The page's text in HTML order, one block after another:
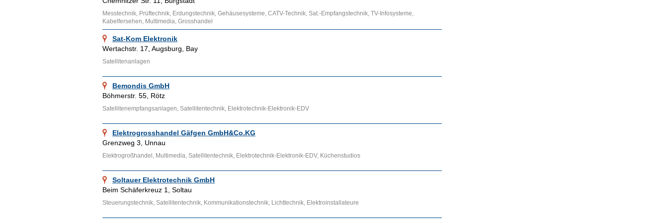
Messtechnik, Prüftechnik, Erdungstechnik, Gehäusesysteme, CATV-Technik, Sat.-Empfangstechnik, TV-Infosysteme,
Kabelfersehen, Multimedia, Grosshandel
Sat-Kom Elektronik
Wertachstr. 17, Augsburg, Bay
Satellitenanlagen
Bemondis GmbH
Böhmerstr. 55, Rötz
Satellitenempfangsanlagen, Satellitentechnik, Elektrotechnik-Elektronik-EDV
Elektrogrosshandel Gäfgen GmbH&Co.KG
Grenzweg 3, Unnau
Elektrogroßhandel, Multimedia, Satellitentechnik, Elektrotechnik-Elektronik-EDV, Küchenstudios
Soltauer Elektrotechnik GmbH
Beim Schäferkreuz 1, Soltau
Steuerungstechnik, Satellitentechnik, Kommunikationstechnik, Lichttechnik, Elektroinstallateure